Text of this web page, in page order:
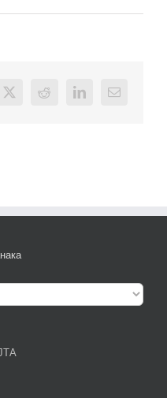
X RedditLinkedInEmail